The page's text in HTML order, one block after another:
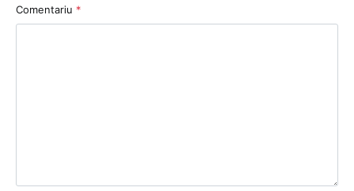
Comentariu *